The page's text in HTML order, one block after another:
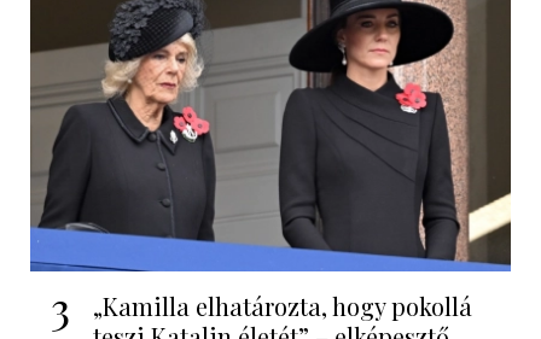
3
„Kamilla elhatározta, hogy pokollá